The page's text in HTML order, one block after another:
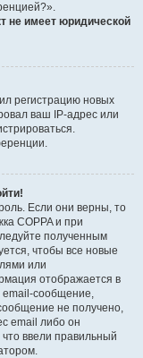
не имеет юридической
регистрацию новых
ваш IP-адрес или
Если они верны, то
COPPA и при
полученным
чтобы все новые
или
отображается в
email-сообщение,
не получено,
email либо он
ввели правильный